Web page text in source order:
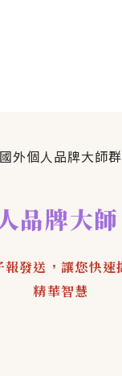
品牌大師
發送，讓您快
精華智慧